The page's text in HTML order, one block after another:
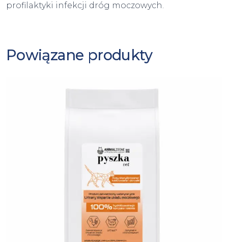
profilaktyki infekcji dróg moczowych.
Powiązane produkty